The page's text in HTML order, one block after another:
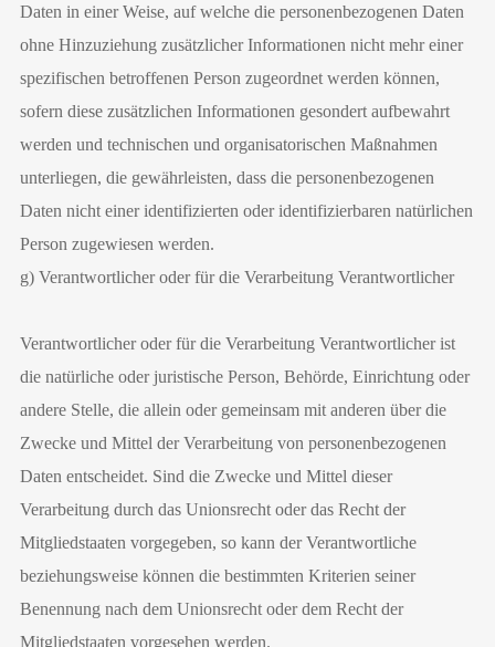
Daten in einer Weise, auf welche die personenbezogenen Daten
ohne Hinzuziehung zusätzlicher Informationen nicht mehr einer
spezifischen betroffenen Person zugeordnet werden können,
sofern diese zusätzlichen Informationen gesondert aufbewahrt
werden und technischen und organisatorischen Maßnahmen
unterliegen, die gewährleisten, dass die personenbezogenen
Daten nicht einer identifizierten oder identifizierbaren natürlichen
Person zugewiesen werden.
g) Verantwortlicher oder für die Verarbeitung Verantwortlicher
Verantwortlicher oder für die Verarbeitung Verantwortlicher ist
die natürliche oder juristische Person, Behörde, Einrichtung oder
andere Stelle, die allein oder gemeinsam mit anderen über die
Zwecke und Mittel der Verarbeitung von personenbezogenen
Daten entscheidet. Sind die Zwecke und Mittel dieser
Verarbeitung durch das Unionsrecht oder das Recht der
Mitgliedstaaten vorgegeben, so kann der Verantwortliche
beziehungsweise können die bestimmten Kriterien seiner
Benennung nach dem Unionsrecht oder dem Recht der
Mitgliedstaaten vorgesehen werden.